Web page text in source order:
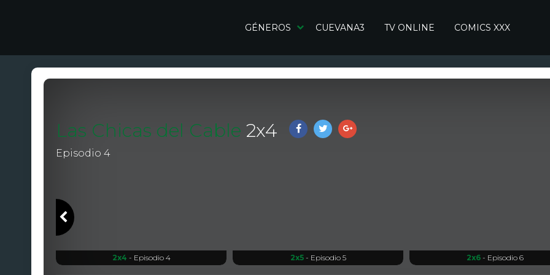
GÉNEROS CUEVANA3 TV ONLINE COMICS XXX
Las Chicas del Cable 2x4
Episodio 4
2x4 - Episodio 4 2x5- Episodio 5 2x6- Episodio 6